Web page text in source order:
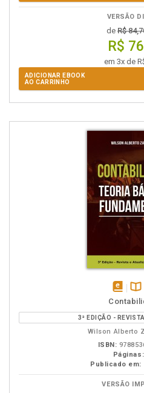
VERSÃO
de R$
R$
em 3x de
ADICIONAR EBOOK
AO CARRINHO
em
eBook
na
B.V.
3ª EDIÇÃO -
Wilson Alberto
ISBN:
Páginas:
Publicado em:
VERSÃO